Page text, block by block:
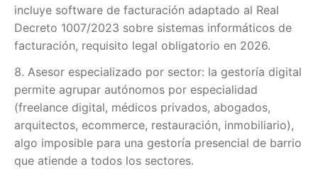
incluye software de facturación adaptado al Real
Decreto 1007/2023 sobre sistemas informáticos de
facturación, requisito legal obligatorio en 2026.
Asesor especializado por sector: la gestoría digital
permite agrupar autónomos por especialidad
(freelance digital, médicos privados, abogados,
arquitectos, ecommerce, restauración, inmobiliario),
algo imposible para una gestoría presencial de barrio
que atiende a todos los sectores.